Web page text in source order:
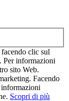
clic sul
Per informazioni
sito Web.
Facendo
Scopri di più